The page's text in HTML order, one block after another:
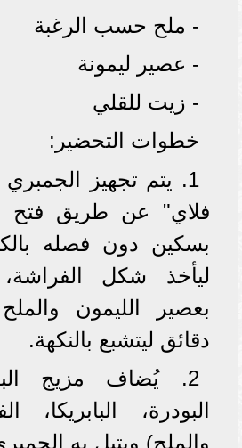
- ملح حسب الرغبة
- عصير ليمونة
- زيت للقلي
خطوات التحضير:
1. يتم تجهيز الجمبري
فلاي" عن طريق فتح
بسكين دون فصله
ليأخذ شكل
بعصير الليمون
دقائق ليتشبع بالنكهة.
2. يُضاف مزيج
البودرة، البابريكا،
والملح) ويتبل به